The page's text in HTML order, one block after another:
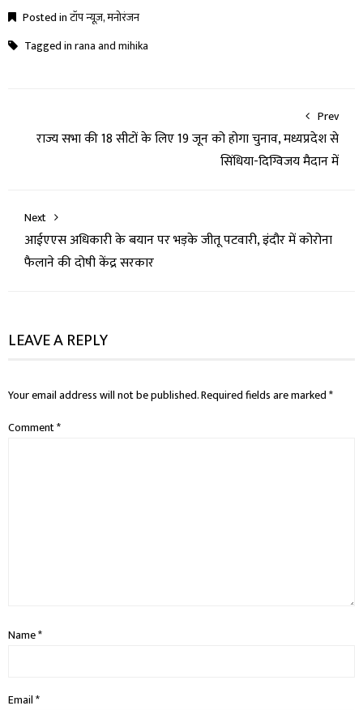
Posted inटॉप न्यूज़,मनोरंजन
Tagged inrana and mihika
Prev
राज्य सभा की 18 सीटों के लिए 19 जून को होगा चुनाव, मध्यप्रदेश से
सिंधिया-दिग्विजय मैदान में
Next
आईएएस अधिकारी के बयान पर भड़के जीतू पटवारी, इंदौर में कोरोना
फैलाने की दोषी केंद्र सरकार
LEAVE A REPLY
Your email address will not be published.Required fields are marked*
Comment*
Name*
Email*